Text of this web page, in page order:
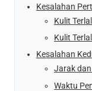
Kesalahan
Kulit
Kulit
Kesalahan
Jarak
Waktu